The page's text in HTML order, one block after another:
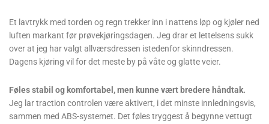
Et lavtrykk med torden og regn trekker inn i nattens løp og kjøler ned
luften markant før prøvekjøringsdagen. Jeg drar et lettelsens sukk
over at jeg har valgt allværsdressen istedenfor skinndressen.
Dagens kjøring vil for det meste by på våte og glatte veier.
Føles stabil og komfortabel, men kunne vært bredere håndtak.
Jeg lar traction controlen være aktivert, i det minste innledningsvis,
sammen med ABS-systemet. Det føles tryggest å begynne vettugt